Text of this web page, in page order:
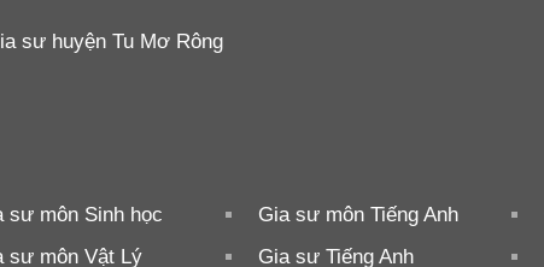
sư huyện Tu Mơ Rông
sư môn Sinh học Gia sư môn Tiếng Anh
sư môn Vật Lý Gia sư Tiếng Anh